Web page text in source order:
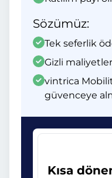
Sözümüz:
Tek seferlik
Gizli
vintrica
güvenceye
Kısa